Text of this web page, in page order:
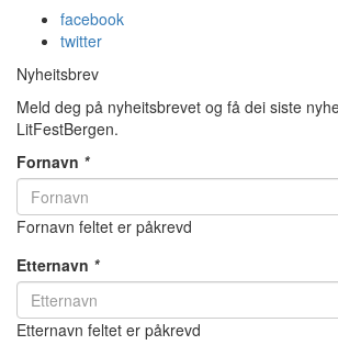
facebook
twitter
Nyheitsbrev
Meld deg på nyheitsbrevet og få dei siste
LitFestBergen.
Fornavn *
Fornavn feltet er påkrevd
Etternavn *
Etternavn feltet er påkrevd